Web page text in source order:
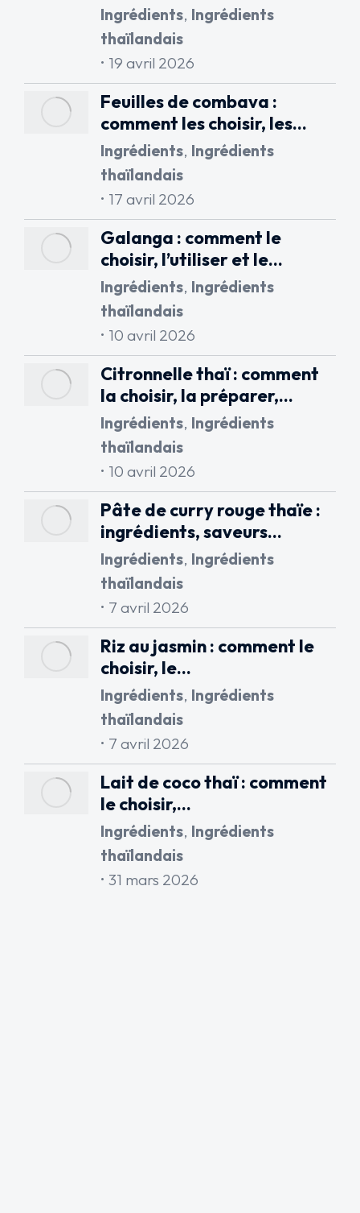
Ingrédients, Ingrédients
thaïlandais
19 avril 2026
Feuilles de combava :
comment les choisir, les…
Ingrédients, Ingrédients
thaïlandais
17 avril 2026
Galanga : comment le
choisir, l’utiliser et le…
Ingrédients, Ingrédients
thaïlandais
10 avril 2026
Citronnelle thaï : comment
la choisir, la préparer,…
Ingrédients, Ingrédients
thaïlandais
10 avril 2026
Pâte de curry rouge thaïe :
ingrédients, saveurs…
Ingrédients, Ingrédients
thaïlandais
7 avril 2026
Riz au jasmin : comment le
choisir, le…
Ingrédients, Ingrédients
thaïlandais
7 avril 2026
Lait de coco thaï : comment
le choisir,…
Ingrédients, Ingrédients
thaïlandais
31 mars 2026